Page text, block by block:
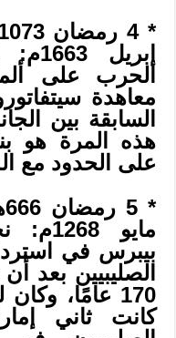
معاهدة
السابقة بين
هذه المرة هو
على الحدود مع
مايو
بيبرس في
الصليبيين بعد
170 عامًا،
كانت ثاني